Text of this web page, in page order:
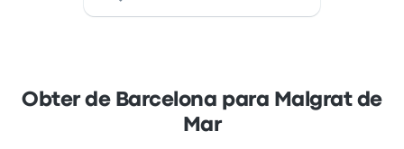
Obter de Barcelona para Malgrat de
Mar